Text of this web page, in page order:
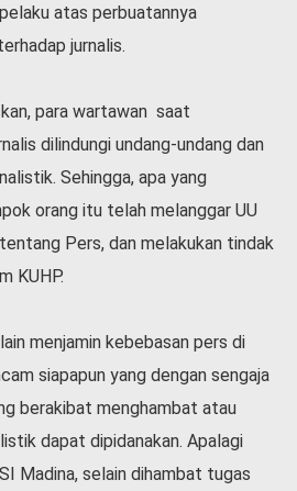
atas perbuatannya
jurnalis.
para wartawan saat
dilindungi undang-undang dan
Sehingga, apa yang
orang itu telah melanggar UU
Pers, dan melakukan tindak
KUHP.
menjamin kebebasan pers di
siapapun yang dengan sengaja
berakibat menghambat atau
dapat dipidanakan. Apalagi
Madina, selain dihambat tugas